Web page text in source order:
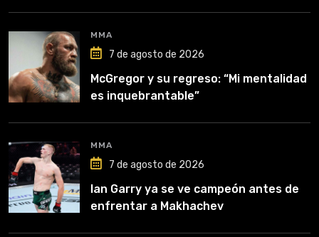
MMA
7 de agosto de 2026
McGregor y su regreso: “Mi mentalidad
es inquebrantable”
MMA
7 de agosto de 2026
Ian Garry ya se ve campeón antes de
enfrentar a Makhachev